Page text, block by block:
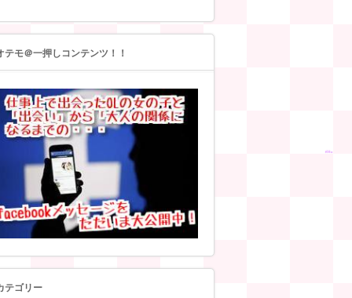
テモ＠一押しコンテンツ！！
テゴリー